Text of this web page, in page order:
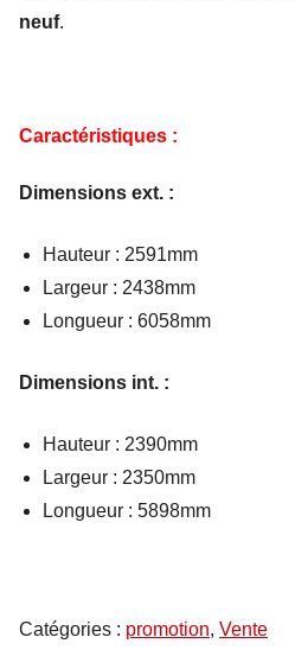
neuf.
Caractéristiques :
Dimensions ext. :
Hauteur : 2591mm
Largeur : 2438mm
Longueur : 6058mm
Dimensions int. :
Hauteur : 2390mm
Largeur : 2350mm
Longueur : 5898mm
Catégories : promotion, Vente